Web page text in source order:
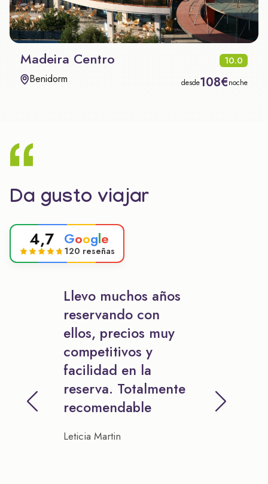
Madeira Centro 10.0
Benidorm desde108€noche
Da gusto viajar
4,7 Google
120 reseñas
Llevo muchos años
reservando con
ellos, precios muy
competitivos y
facilidad en la
reserva. Totalmente
recomendable
Leticia Martin